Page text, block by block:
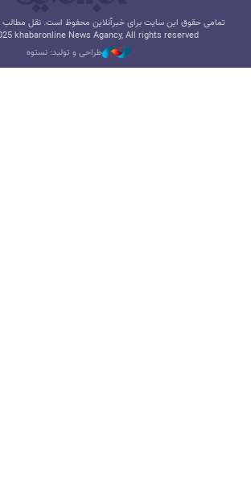
تمامی حقوق این سایت برای خبرآنلاین محفوظ است. نقل مطالب
khabaronline News Agancy, All rights reserved
طراحی و تولید: نستوه